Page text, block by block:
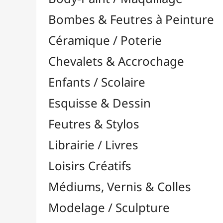
Feutres & Stylos
Librairie / Livres
Loisirs Créatifs
Médiums, Vernis & Colles
Modelage / Sculpture
Peintures / Couleurs
Résines / Moulage
Supports Dessin & Peinture
Transport / Rangement
Vannerie / Rotin
Accessoires / Outils
Éclisse & Bandes de Rotin
Livre sur le Rotin